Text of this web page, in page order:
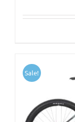
was:τιμή
Sale!